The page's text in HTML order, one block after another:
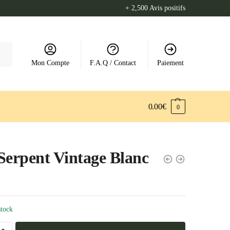
+ 2,500 Avis positifs
Mon Compte F.A.Q / Contact Paiement
0.00€ 0
Vintage Blanc